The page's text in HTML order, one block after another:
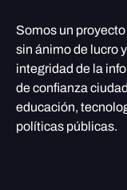
Somos un
sin ánimo de lucro
integridad de la
de confianza
educación,
políticas públicas.